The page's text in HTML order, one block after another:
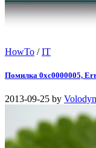
HowTo /IT
Помилка 0xc0000005,
2013-09-25 by